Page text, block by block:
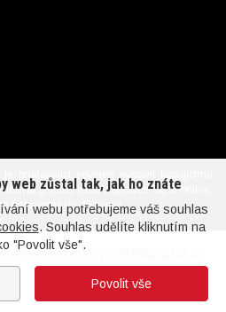
web zůstal tak, jak ho znáte
webu potřebujeme váš souhlas
. Souhlas udělíte kliknutím na
"Povolit vše".
Povolit vše
prodávající povinen vystavit kupujícímu
přijatou tržbu u správce daně online;
nejpozději do 48 hodin.
práva vyhrazena. Vytvořil